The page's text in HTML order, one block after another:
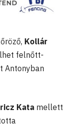
Kollár
felnőtt-
Antonyban
Kata mellett